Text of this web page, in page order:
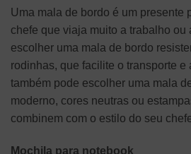
Uma mala de bordo é um presente
chefe que viaja muito a trabalho ou
escolher uma mala de bordo
rodinhas, que facilite o transporte e
também pode escolher uma mala
moderno, cores neutras ou
combinem com o estilo do seu
Mochila para notebook